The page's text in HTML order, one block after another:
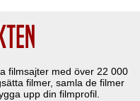
filmsajter med över 22 000
filmer, samla de filmer
upp din filmprofil.